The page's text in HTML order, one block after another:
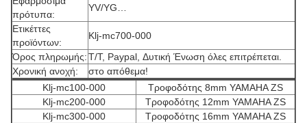
πρότυπα:
YV/YG…
Ετικέττες
προϊόντων:
Klj-mc700-000
Όρος πληρωμής:T/T, Paypal, Δυτική Ένωση όλες επιτρέπεται.
Χρονική ανοχή:
στο απόθεμα!
Klj-mc100-000
Τροφοδότης 8mm YAMAHA ZS
Klj-mc200-000
Τροφοδότης 12mm YAMAHA ZS
Klj-mc300-000
Τροφοδότης 16mm YAMAHA ZS